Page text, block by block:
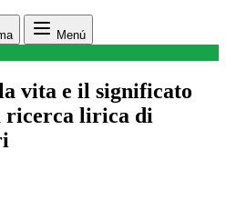
Menú
vita e il significato
ricerca lirica di